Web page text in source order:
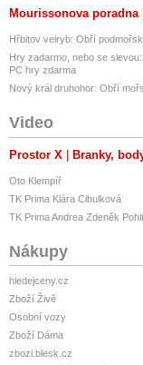
Mourissonova poradna
Hřbitov velryb: Obří
Hry zadarmo, nebo se
PC hry zdarma
Nový král druhohor: Obří
Video
Prostor X Branky,
Oto Klempíř
TK Prima Klára Cibulková
TK Prima Andrea Zdeněk
Nákupy
hledejceny.cz
Zboží Živě
Osobní vozy
Zboží Dáma
zbozi.blesk.cz